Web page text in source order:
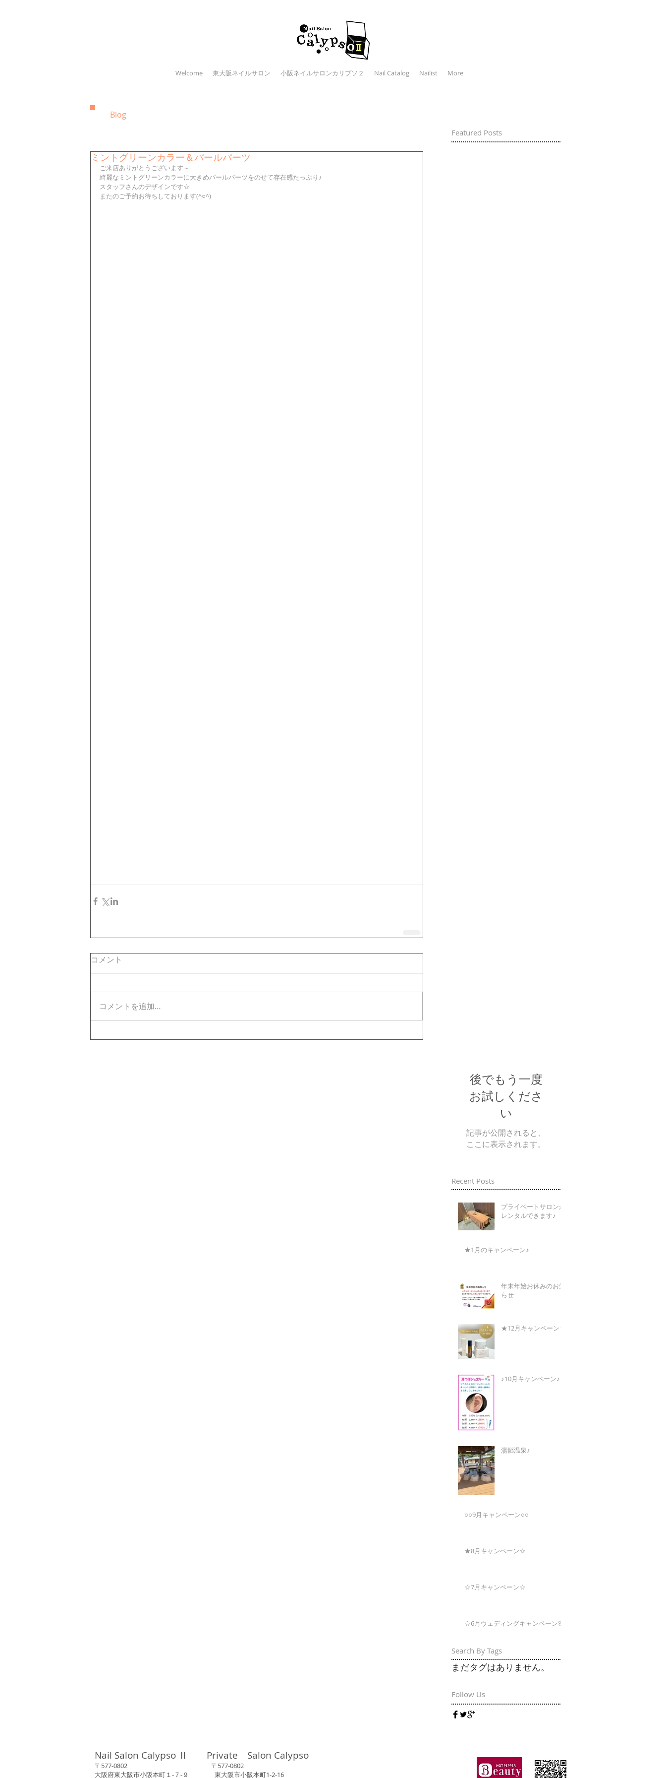
Welcome 東大阪ネイルサロン 小阪ネイルサロンカリプソ２ Nail Catalog Nailist More
Blog
Featured Posts
ミントグリーンカラー＆パールパーツ
ご来店ありがとうございます～
綺麗なミントグリーンカラーに大きめパールパーツをのせて存在感たっぷり♪
スタッフさんのデザインです☆
またのご予約お待ちしております(^○^)
コメント
コメントを追加…
後でもう一度
お試しくださ
い
記事が公開されると、
ここに表示されます。
Recent Posts
Search By Tags
プライベートサロンが
レンタルできます♪
★1月のキャンペーン♪
年末年始お休みのお知
らせ
★12月キャンペーン★
♪10月キャンペーン♪
湯郷温泉♪
○○9月キャンペーン○○
★8月キャンペーン☆
☆7月キャンペーン☆
☆6月ウェディングキャンペーン🌸
まだタグはありません。
Follow Us
Nail Salon Calypso Ⅱ Private Salon Calypso
〒577-0802 〒577-0802
大阪府東大阪市小阪本町１‐７‐９ 東大阪市小阪本町1-2-16